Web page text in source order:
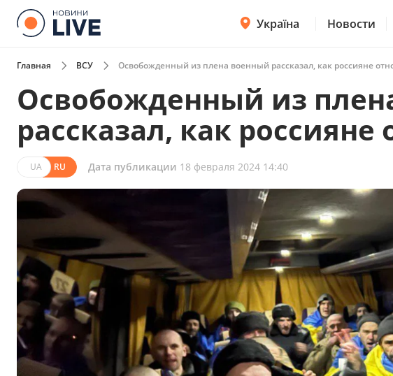
Україна Новости
Главная ВСУ Освобожденный из плена военный рассказал, как россияне
Освобожденный из
рассказал, как
UA RU Дата публикации 18 февраля 2024 14:40